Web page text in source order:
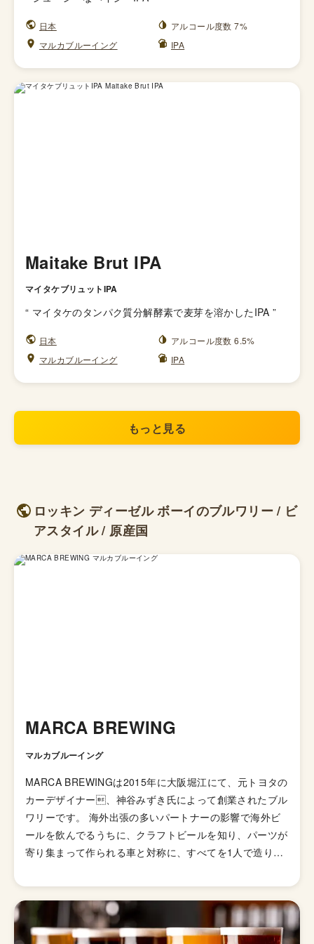
日本
アルコール度数 7%
マルカブルーイング
IPA
Maitake Brut IPA
マイタケブリュットIPA
“ マイタケのタンパク質分解酵素で麦芽を溶かしたIPA ”
日本
アルコール度数 6.5%
マルカブルーイング
IPA
もっと見る
ロッキン ディーゼル ボーイのブルワリー / ビ
アスタイル / 原産国
MARCA BREWING
マルカブルーイング
MARCA BREWINGは2015年に大阪堀江にて、元トヨタの
カーデザイナー、神谷みずき氏によって創業されたブル
ワリーです。 海外出張の多いパートナーの影響で海外ビ
ールを飲んでるうちに、クラフトビールを知り、パーツが
寄り集まって作られる車と対称に、すべてを1人で造り上
オープンさせました。 「マルカ」という名前はパートナ
ーの実家がミカン農家で、ミカン箱に記されていた（カ）
着想を得たそうです。神谷の「か」で「マルカ」。イタリ
ア語で「マーク」や「目標」、スペイン語では「ブラン